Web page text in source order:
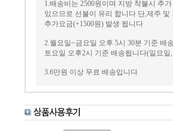
1.배송비는 2500원이며 지방 착불시 추
있으므로 선불이 유리 합니다 단,제주 및
추가요금(+1500원) 발생 됩니다
2.월요일~금요일 오후 5시 30분 기준 배
토요일 오후2시 기준 배송됩니다(일요
3.6만원 이상 무료 배송입니다